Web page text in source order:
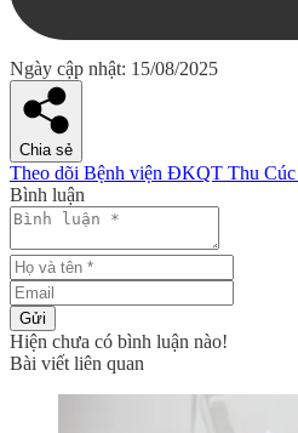
Ngày cập nhật: 15/08/2025
Chia sẻ
Theo dõi Bệnh viện ĐKQT Thu Cúc
Bình luận
Gửi
Hiện chưa có bình luận nào!
Bài viết liên quan